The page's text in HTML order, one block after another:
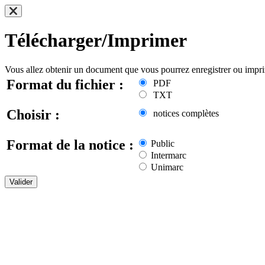
Télécharger/Imprimer
Vous allez obtenir un document que vous pourrez enregistrer ou
Format du fichier :
PDF
TXT
Choisir : notices complètes
Format de la notice :
Public
Intermarc
Unimarc